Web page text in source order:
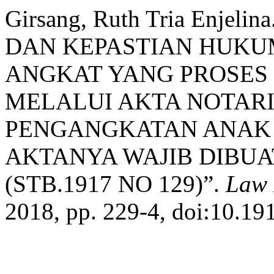
Girsang, Ruth Tria
DAN KEPASTIAN
ANGKAT YANG
MELALUI AKTA
PENGANGKATAN
AKTANYA WAJIB
(STB.1917 NO 129)”. Law
2018, pp. 229-4,